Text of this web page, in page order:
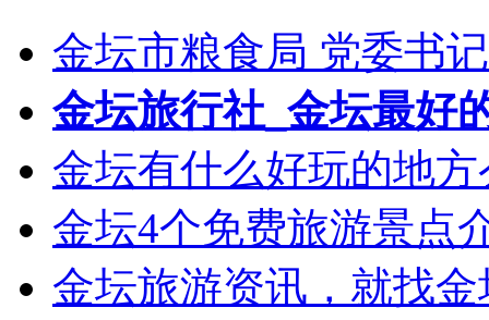
金坛市粮食局 党委书
金坛旅行社_金坛最好
金坛有什么好玩的地方
金坛4个免费旅游景点
金坛旅游资讯，就找